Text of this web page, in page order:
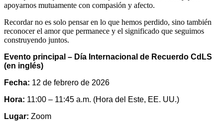
apoyarnos mutuamente con compasión y afecto.
Recordar no es solo pensar en lo que hemos perdido, sino también
reconocer el amor que permanece y el significado que seguimos
construyendo juntos.
Evento principal – Día Internacional de Recuerdo CdLS
(en inglés)
Fecha: 12 de febrero de 2026
Hora: 11:00 – 11:45 a.m. (Hora del Este, EE. UU.)
Lugar: Zoom